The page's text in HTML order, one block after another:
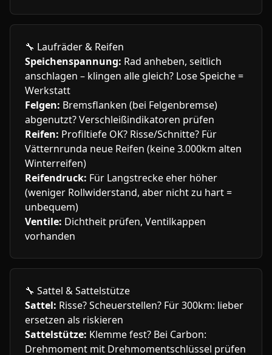
🔧 Laufräder & Reifen
Speichenspannung: Rad anheben, seitlich
anschlagen – klingen alle gleich? Lose Speiche =
Werkstatt
Felgen: Bremsflanken (bei Felgenbremse)
abgenutzt? Verschleißindikatoren prüfen
Reifen: Profiltiefe OK? Risse/Schnitte? Für
Vätternrunda neue Reifen (keine 3.000km alten
Winterreifen)
Reifendruck: Für Langstrecke eher höher
(weniger Rollwiderstand, aber nicht zu hart =
unbequem)
Ventile: Dichtheit prüfen, Ventilkappen
vorhanden
🔧 Sattel & Sattelstütze
Sattel: Risse? Scheuerstellen? Für 300km: lieber
ersetzen als riskieren
Sattelstütze: Klemme fest? Bei Carbon:
Drehmoment mit Drehmomentschlüssel prüfen